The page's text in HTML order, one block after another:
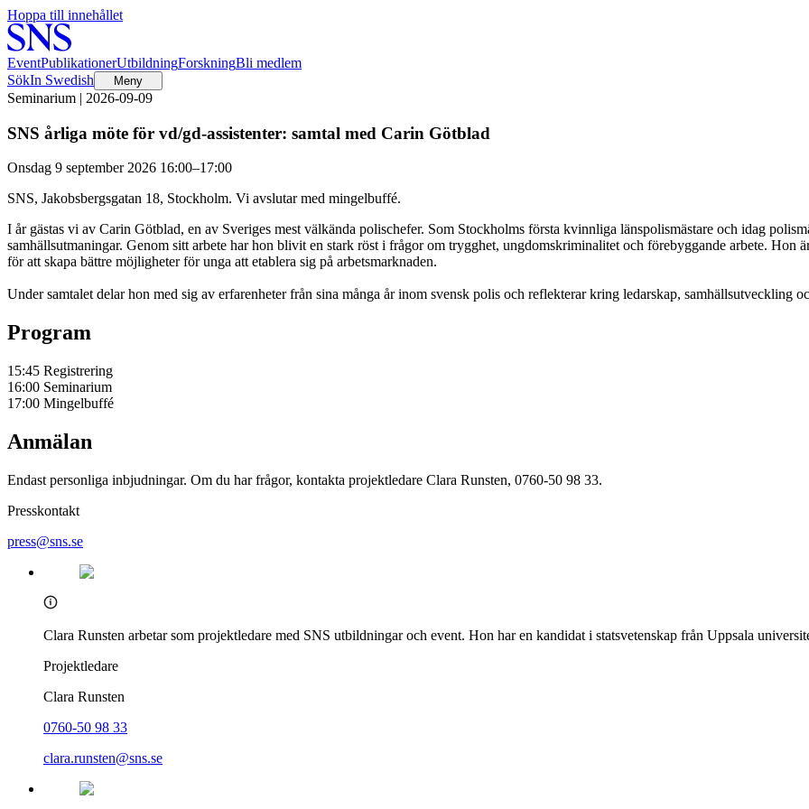
Hoppa till innehållet
EventPublikationerUtbildningForskningBli medlem
SökIn Swedish Meny
Seminarium | 2026-09-09
SNS årliga möte för vd/gd-assistenter: samtal med Carin Götblad
Onsdag 9 september 2026 16:00–17:00
SNS, Jakobsbergsgatan 18, Stockholm. Vi avslutar med mingelbuffé.
I år gästas vi av Carin Götblad, en av Sveriges mest välkända polischefer. Som Stockholms första kvinnliga länspolismästare och idag
samhällsutmaningar. Genom sitt arbete har hon blivit en stark röst i frågor om trygghet, ungdomskriminalitet och förebyggande arbete. Hon
för att skapa bättre möjligheter för unga att etablera sig på arbetsmarknaden.
Under samtalet delar hon med sig av erfarenheter från sina många år inom svensk polis och reflekterar kring ledarskap, samhällsutveckling
Program
15:45 Registrering
16:00 Seminarium
17:00 Mingelbuffé
Anmälan
Endast personliga inbjudningar. Om du har frågor, kontakta projektledare Clara Runsten, 0760-50 98 33.
Presskontakt
press@sns.se
Clara Runsten arbetar som projektledare med SNS utbildningar och event. Hon har en kandidat i statsvetenskap från Uppsala
Projektledare
Clara Runsten
0760-50 98 33
clara.runsten@sns.se